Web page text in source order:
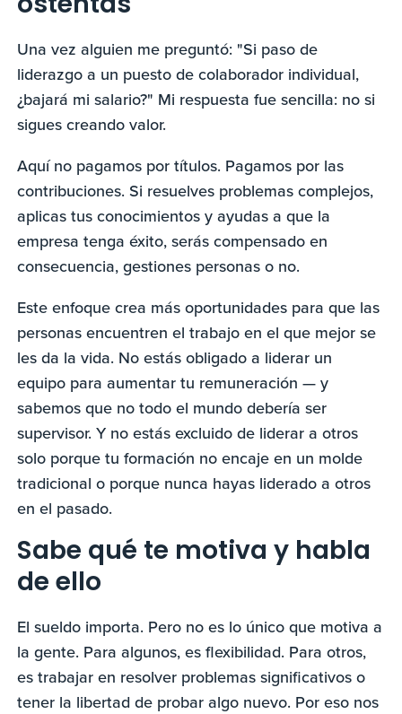
Una vez alguien me preguntó: "Si paso de
liderazgo a un puesto de colaborador individual,
¿bajará mi salario?" Mi respuesta fue sencilla: no si
sigues creando valor.
Aquí no pagamos por títulos. Pagamos por las
contribuciones. Si resuelves problemas complejos,
aplicas tus conocimientos y ayudas a que la
empresa tenga éxito, serás compensado en
consecuencia, gestiones personas o no.
Este enfoque crea más oportunidades para que las
personas encuentren el trabajo en el que mejor se
les da la vida. No estás obligado a liderar un
equipo para aumentar tu remuneración — y
sabemos que no todo el mundo debería ser
supervisor. Y no estás excluido de liderar a otros
solo porque tu formación no encaje en un molde
tradicional o porque nunca hayas liderado a otros
en el pasado.
Sabe qué te motiva y habla
de ello
El sueldo importa. Pero no es lo único que motiva a
la gente. Para algunos, es flexibilidad. Para otros,
es trabajar en resolver problemas significativos o
tener la libertad de probar algo nuevo. Por eso nos